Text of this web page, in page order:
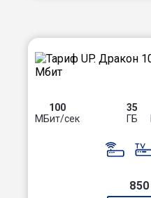
100
МБит/сек
35
ГБ
850